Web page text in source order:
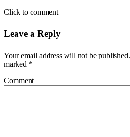
Click to comment
Leave a Reply
Your email address will not be published.
marked *
Comment